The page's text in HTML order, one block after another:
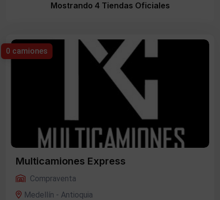
Mostrando 4 Tiendas Oficiales
0 camiones
Multicamiones Express
Compraventa
Medellín - Antioquia